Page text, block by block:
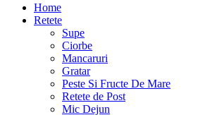
Home
Retete
Supe
Ciorbe
Mancaruri
Gratar
Peste Si Fructe De Mare
Retete de Post
Mic Dejun